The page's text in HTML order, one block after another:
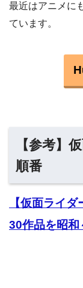
最近はアニメに
ています。
【参考】
順番
【仮面ライ
30作品を昭和